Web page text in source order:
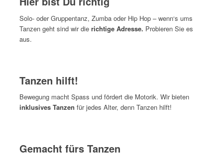
Solo- oder Gruppentanz, Zumba oder Hip Hop – wenn‘s ums
Tanzen geht sind wir die richtige Adresse. Probieren Sie es
aus.
Tanzen hilft!
Bewegung macht Spass und fördert die Motorik. Wir bieten
inklusives Tanzen für jedes Alter, denn Tanzen hilft!
Gemacht fürs Tanzen